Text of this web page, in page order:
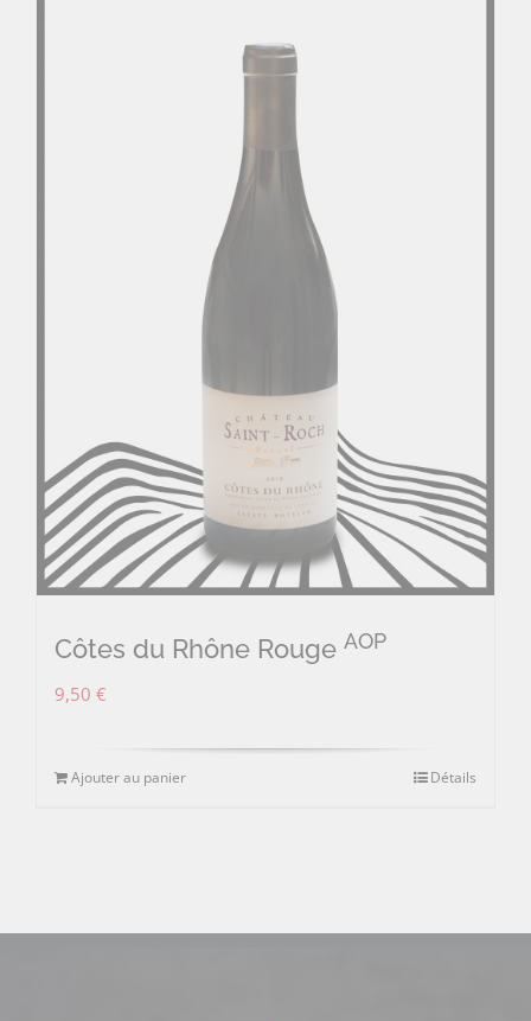
Côtes du Rhône Rouge AOP
9,50 €
Ajouter au panier Détails